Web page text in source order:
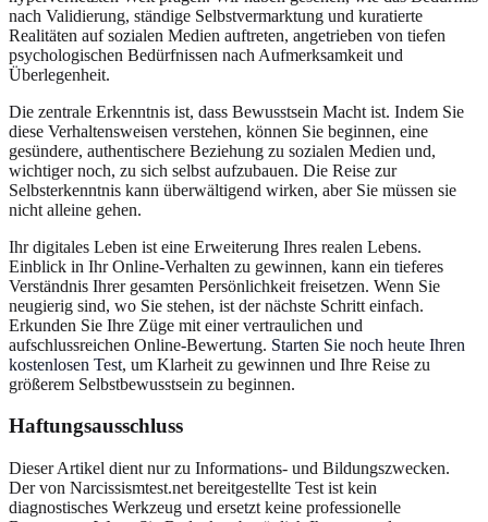
nach Validierung, ständige Selbstvermarktung und kuratierte
Realitäten auf sozialen Medien auftreten, angetrieben von tiefen
psychologischen Bedürfnissen nach Aufmerksamkeit und
Überlegenheit.
Die zentrale Erkenntnis ist, dass Bewusstsein Macht ist. Indem Sie
diese Verhaltensweisen verstehen, können Sie beginnen, eine
gesündere, authentischere Beziehung zu sozialen Medien und,
wichtiger noch, zu sich selbst aufzubauen. Die Reise zur
Selbsterkenntnis kann überwältigend wirken, aber Sie müssen sie
nicht alleine gehen.
Ihr digitales Leben ist eine Erweiterung Ihres realen Lebens.
Einblick in Ihr Online-Verhalten zu gewinnen, kann ein tieferes
Verständnis Ihrer gesamten Persönlichkeit freisetzen. Wenn Sie
neugierig sind, wo Sie stehen, ist der nächste Schritt einfach.
Erkunden Sie Ihre Züge mit einer vertraulichen und
aufschlussreichen Online-Bewertung. Starten Sie noch heute Ihren
kostenlosen Test, um Klarheit zu gewinnen und Ihre Reise zu
größerem Selbstbewusstsein zu beginnen.
Haftungsausschluss
Dieser Artikel dient nur zu Informations- und Bildungszwecken.
Der von Narcissismtest.net bereitgestellte Test ist kein
diagnostisches Werkzeug und ersetzt keine professionelle